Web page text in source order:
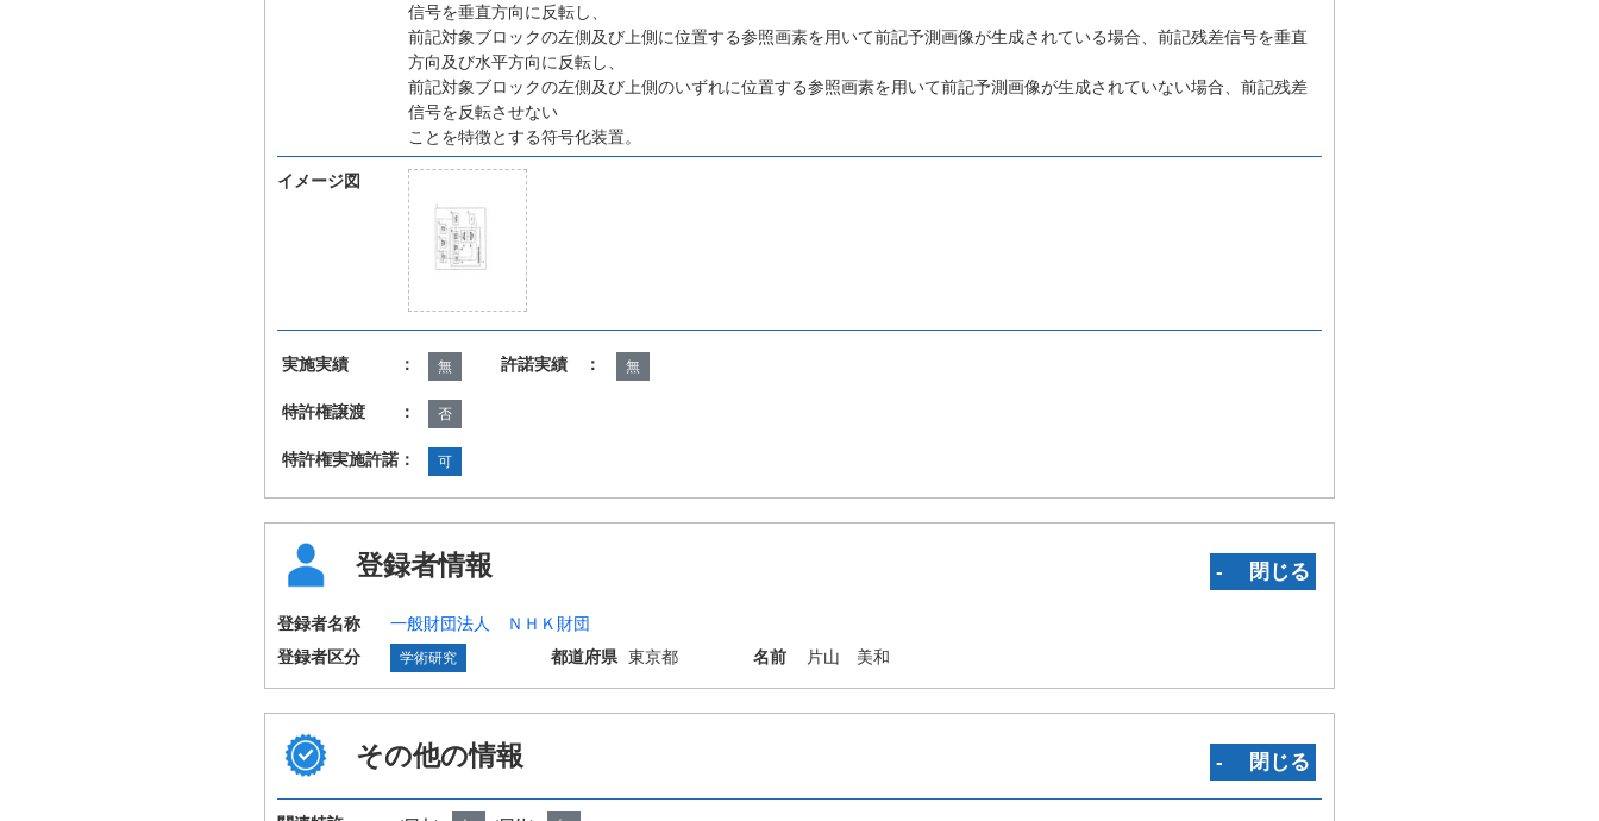
信号を垂直方向に反転し、
前記対象ブロックの左側及び上側に位置する参照画素を用いて前記予測画像が生成されている場合、前記残差信号を垂直
方向及び水平方向に反転し、
前記対象ブロックの左側及び上側のいずれに位置する参照画素を用いて前記予測画像が生成されていない場合、前記残差
信号を反転させない
ことを特徴とする符号化装置。
イメージ図
実施実績 ： 無 許諾実績 ： 無
特許権譲渡 ： 否
特許権実施許諾： 可
登録者情報 ‐ 閉じる
登録者名称
一般財団法人 ＮＨＫ財団
登録者区分
学術研究 都道府県 東京都 名前 片山 美和
その他の情報 ‐ 閉じる
国際特許分類 H04N19/12 H04N19/159 H04N19/176